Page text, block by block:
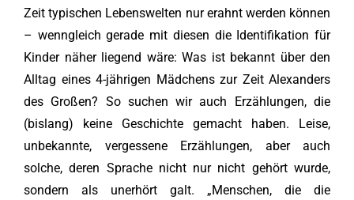
Zeit typischen Lebenswelten nur erahnt werden können
– wenngleich gerade mit diesen die Identifikation für
Kinder näher liegend wäre: Was ist bekannt über den
Alltag eines 4-jährigen Mädchens zur Zeit Alexanders
des Großen? So suchen wir auch Erzählungen, die
(bislang) keine Geschichte gemacht haben. Leise,
unbekannte, vergessene Erzählungen, aber auch
solche, deren Sprache nicht nur nicht gehört wurde,
sondern als unerhört galt. „Menschen, die die